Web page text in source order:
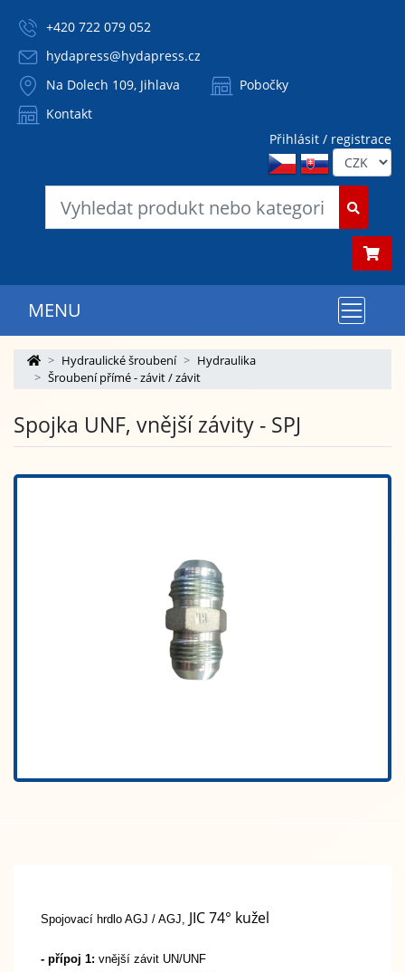
+420 722 079 052
hydapress@hydapress.cz
Na Dolech 109, Jihlava
Pobočky
Kontakt
Přihlásit / registrace
MENU
Hydraulické šroubení
Hydraulika
Šroubení přímé - závit / závit
Spojka UNF, vnější závity - SPJ
Spojovací hrdlo AGJ / AGJ, JIC 74° kužel
- přípoj 1: vnější závit UN/UNF